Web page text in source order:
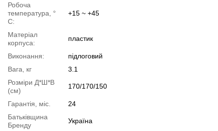
Робоча
температура, °
С:
+15 ~ +45
Матеріал
корпуса:
пластик
Виконання:
підлоговий
Вага, кг
3.1
Розміри Д*Ш*В
(см)
170/170/150
Гарантія, міс.
24
Батьківщина
Бренду
Україна